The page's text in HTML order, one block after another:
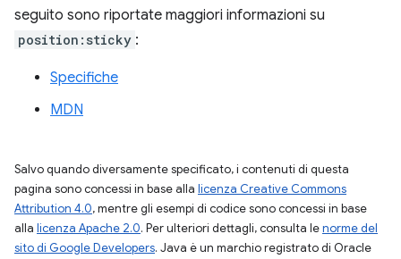
seguito sono riportate maggiori informazioni su
position:sticky :
Specifiche
MDN
Salvo quando diversamente specificato, i contenuti di questa
pagina sono concessi in base alla licenza Creative Commons
Attribution 4.0, mentre gli esempi di codice sono concessi in base
alla licenza Apache 2.0. Per ulteriori dettagli, consulta lenorme del
sito di Google Developers. Java è un marchio registrato di Oracle